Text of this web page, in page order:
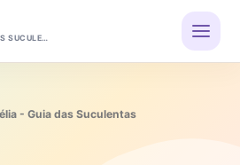
SAIBA TUDO SOBRE PLANTAS SUCULENTAS
- Guia das Suculentas